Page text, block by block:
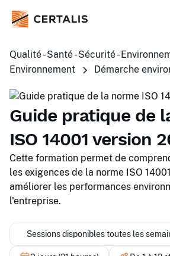
Qualité - Santé - Sécurité -
Environnement
Démarche
Guide pratique de
ISO 14001 version
Cette formation permet de
les exigences de la norme ISO
améliorer les performances
l'entreprise.
Sessions disponibles toutes les